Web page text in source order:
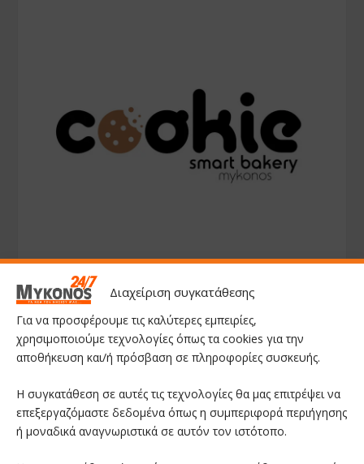
Διαχείριση συγκατάθεσης
Για να προσφέρουμε τις καλύτερες εμπειρίες,
χρησιμοποιούμε τεχνολογίες όπως τα cookies για την
αποθήκευση και/ή πρόσβαση σε πληροφορίες συσκευής.
Η συγκατάθεση σε αυτές τις τεχνολογίες θα μας επιτρέψει να
επεξεργαζόμαστε δεδομένα όπως η συμπεριφορά περιήγησης
ή μοναδικά αναγνωριστικά σε αυτόν τον ιστότοπο.